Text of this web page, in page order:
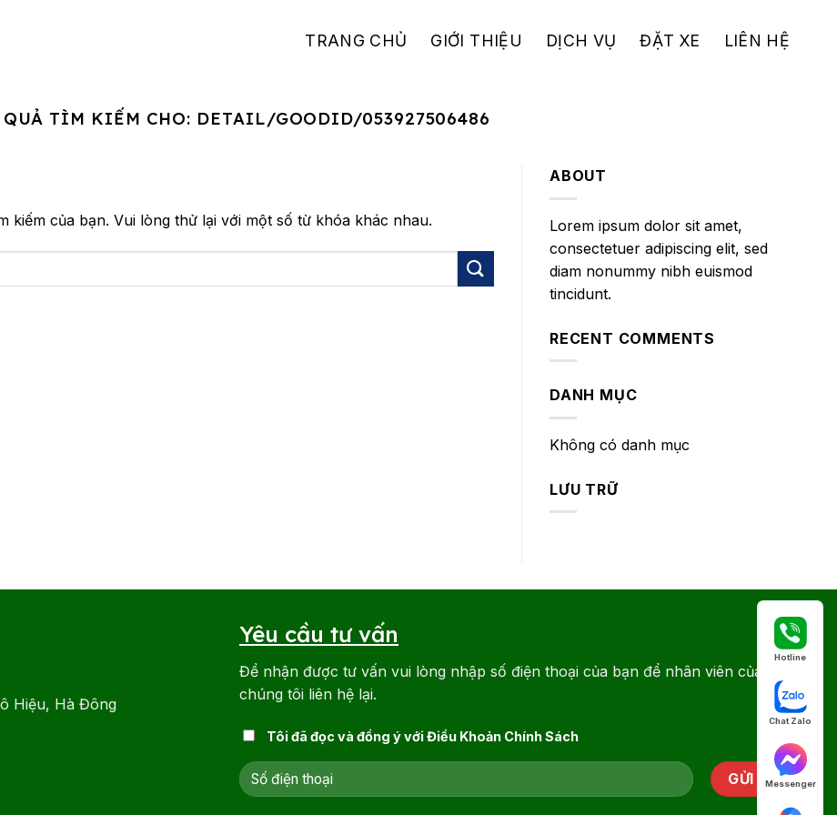
TRANG CHỦ GIỚI THIỆU DỊCH VỤ ĐẶT XE LIÊN HỆ
QUẢ TÌM KIẾM CHO: DETAIL/GOODID/053927506486
của bạn. Vui lòng thử lại với một số từ khóa khác nhau.
ABOUT
Lorem ipsum dolor sit amet,
consectetuer adipiscing elit, sed
diam nonummy nibh euismod
tincidunt.
RECENT COMMENTS
DANH MỤC
Không có danh mục
LƯU TRỮ
Hiệu, Hà Đông
Yêu cầu tư vấn
Để nhận được tư vấn vui lòng nhập số điện thoại của bạn để nhân viên của
chúng tôi liên hệ lại.
Tôi đã đọc và đồng ý với Điều Khoản Chính Sách
Hotline
Chat Zalo
Messenger